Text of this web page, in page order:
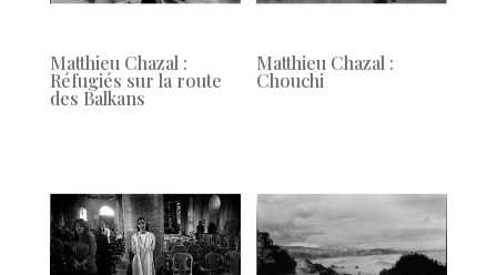
Matthieu Chazal :
Réfugiés sur la route
des Balkans
Matthieu Chazal :
Chouchi